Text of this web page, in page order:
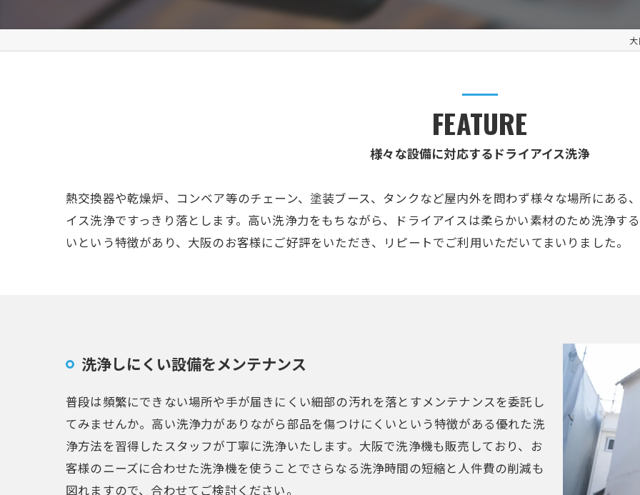
様々な設備に対応するドライアイス洗浄
FEATURE
熱交換器や乾燥炉、コンベア等のチェーン、塗装ブース、タンクなど屋内外を問わず様々な場所にある
イス洗浄ですっきり落とします。高い洗浄力をもちながら、ドライアイスは柔らかい素材のため洗浄す
いという特徴があり、大阪のお客様にご好評をいただき、リピートでご利用いただいてまいりました。
洗浄しにくい設備をメンテナンス
普段は頻繁にできない場所や手が届きにくい細部の汚れを落とすメンテナンスを委託し
てみませんか。高い洗浄力がありながら部品を傷つけにくいという特徴がある優れた洗
浄方法を習得したスタッフが丁寧に洗浄いたします。大阪で洗浄機も販売しており、お
客様のニーズに合わせた洗浄機を使うことでさらなる洗浄時間の短縮と人件費の削減も
図れますので、合わせてご検討ください。